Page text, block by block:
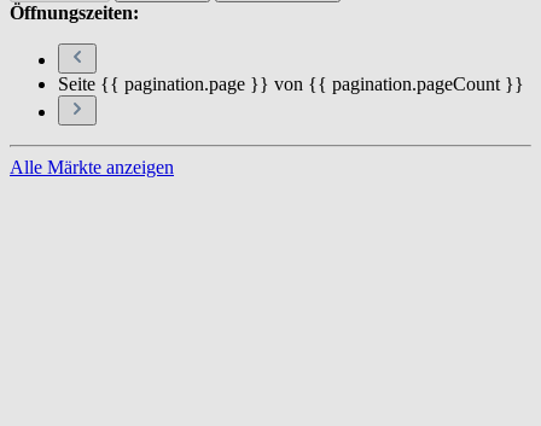
Öffnungszeiten:
Seite {{ pagination.page }} von {{ pagination.pageCount }}
Alle Märkte anzeigen